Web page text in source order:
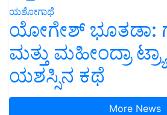
ಯಶೋಗಾಥೆ
ಯೋಗೇಶ್ ಭೂತಡಾ:
ಮತ್ತು ಮಹೀಂದ್ರಾ
ಯಶಸ್ಸಿನ ಕಥೆ
More News